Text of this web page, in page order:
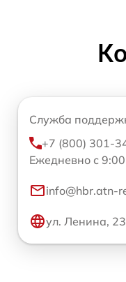
Служба
+7 (800) 301-
Ежедневно с
info@hbr.atn-
ул. Ленина, 23